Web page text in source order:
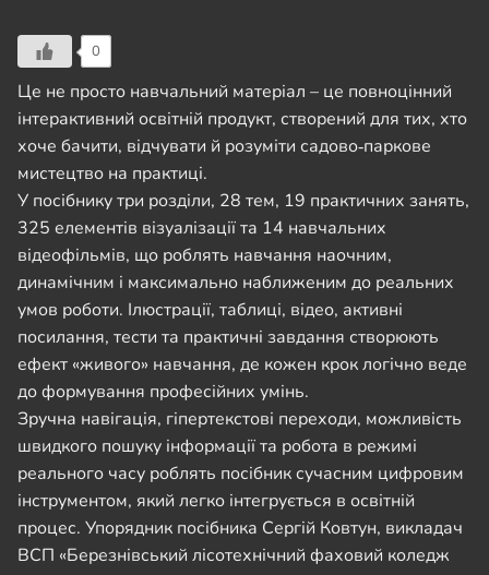
0
Це не просто навчальний матеріал – це повноцінний
інтерактивний освітній продукт, створений для тих, хто
хоче бачити, відчувати й розуміти садово‑паркове
мистецтво на практиці.
У посібнику три розділи, 28 тем, 19 практичних занять,
325 елементів візуалізації та 14 навчальних
відеофільмів, що роблять навчання наочним,
динамічним і максимально наближеним до реальних
умов роботи. Ілюстрації, таблиці, відео, активні
посилання, тести та практичні завдання створюють
ефект «живого» навчання, де кожен крок логічно веде
до формування професійних умінь.
Зручна навігація, гіпертекстові переходи, можливість
швидкого пошуку інформації та робота в режимі
реального часу роблять посібник сучасним цифровим
інструментом, який легко інтегрується в освітній
процес. Упорядник посібника Сергій Ковтун, викладач
ВСП «Березнівський лісотехнічний фаховий коледж